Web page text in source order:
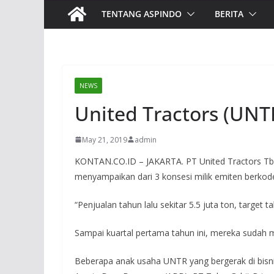
TENTANG ASPINDO BERITA
NEWS
United Tractors
May 21, 2019 admin
KONTAN.CO.ID – JAKARTA. PT United Tractors
menyampaikan dari 3 konsesi milik emiten
“Penjualan tahun lalu sekitar 5.5 juta ton, target
Sampai kuartal pertama tahun ini, mereka sudah
Beberapa anak usaha UNTR yang bergerak di